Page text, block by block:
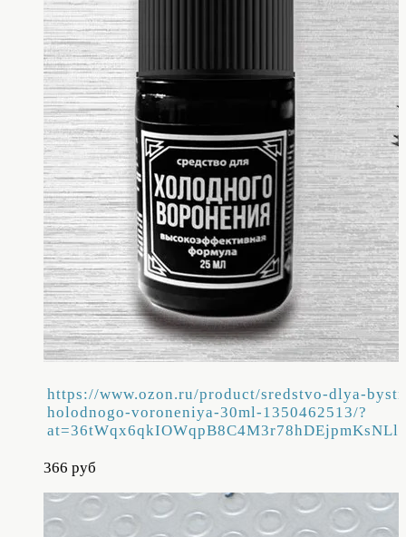
https://www.ozon.ru/product/sredstvo-dlya-
holodnogo-voroneniya-30ml-1350462513/?
366 руб